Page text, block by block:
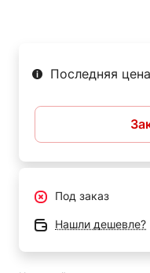
использовать
шлама из зоны бурения
вывода оснастки из
Последняя цена
Под заказ
Нашли дешевле?